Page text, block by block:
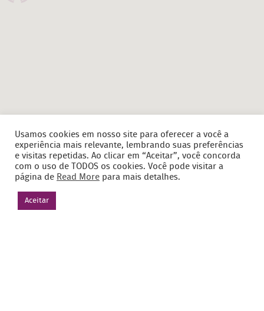
Usamos cookies em nosso site para oferecer a você a
experiência mais relevante, lembrando suas preferências
e visitas repetidas. Ao clicar em “Aceitar”, você concorda
com o uso de TODOS os cookies. Você pode visitar a
página de Read More para mais detalhes.
Aceitar